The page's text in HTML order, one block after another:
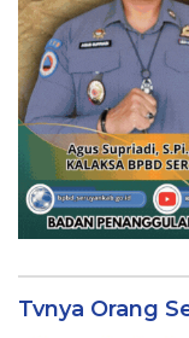
Tvnya Orang